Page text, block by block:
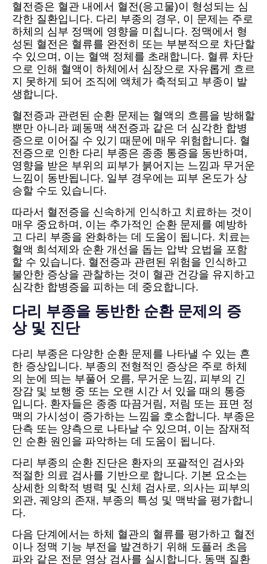
혈전증은 혈관 내에서 혈전(응고물)이 형성되는 심
각한 질환입니다. 다리 부종의 경우, 이 문제는 주로
하체의 심부 정맥에 영향을 미칩니다. 정맥에서 형
성된 혈전은 혈류를 완전히 또는 부분적으로 차단할
수 있으며, 이는 혈액 정체를 초래합니다. 혈류 차단
으로 인해 혈액이 하체에서 심장으로 자유롭게 흐르
지 못하게 되어 조직에 액체가 축적되고 부종이 발
생합니다.
혈전증과 관련된 순환 문제는 혈액의 흐름을 방해할
뿐만 아니라 폐동맥 색전증과 같은 더 심각한 합병
증으로 이어질 수 있기 때문에 매우 위험합니다. 혈
전증으로 인한 다리 부종은 종종 통증을 동반하며,
영향을 받은 부위의 피부가 붉어지는 느낌과 무거운
느낌이 동반됩니다. 일부 경우에는 피부 온도가 상
승할 수도 있습니다.
따라서 혈전증을 신속하게 인식하고 치료하는 것이
매우 중요하며, 이는 추가적인 순환 문제를 예방하
고 다리 부종을 완화하는 데 도움이 됩니다. 치료는
혈액 희석제와 순환 개선을 돕는 압박 요법을 포함
할 수 있습니다. 혈전증과 관련된 위험을 인식하고
불안한 증상을 관찰하는 것이 혈관 건강을 유지하고
심각한 합병증을 피하는 데 중요합니다.
다리 부종을 동반한 순환 문제의 증
상 및 진단
다리 부종은 다양한 순환 문제를 나타낼 수 있는 흔
한 증상입니다. 부종의 전형적인 증상은 주로 하체
의 눈에 띄는 부풀어 오름, 무거운 느낌, 피부의 긴
장감 및 보행 중 또는 오랜 시간 서 있을 때의 통증
입니다. 환자들은 종종 따끔거림, 저림 또는 표면 정
맥의 가시성이 증가하는 느낌을 호소합니다. 부종은
단측 또는 양측으로 나타날 수 있으며, 이는 잠재적
인 순환 원인을 파악하는 데 도움이 됩니다.
다리 부종의 순환 진단은 환자의 포괄적인 검사와
적절한 의료 검사를 기반으로 합니다. 기본 요소는
상세한 의학적 병력 및 신체 검사로, 의사는 피부의
외관, 궤양의 존재, 부종의 특성 및 맥박을 평가합니
다.
다음 단계에서는 하체 혈관의 혈류를 평가하고 혈전
이나 정맥 기능 부전을 발견하기 위해 도플러 초음
파와 같은 전문 영상 검사를 실시합니다. 동맥 질환